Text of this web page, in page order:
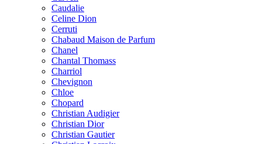
Caudalie
Celine Dion
Cerruti
Chabaud Maison de Parfum
Chanel
Chantal Thomass
Charriol
Chevignon
Chloe
Chopard
Christian Audigier
Christian Dior
Christian Gautier